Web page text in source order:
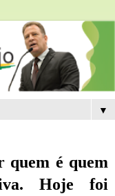
▼
quem é quem
Hoje foi